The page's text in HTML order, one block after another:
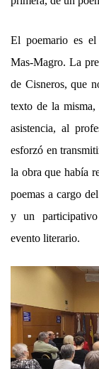
El poemario es el
Mas-Magro. La
de Cisneros, que
texto de la misma,
asistencia, al
esforzó en
la obra que había
poemas a cargo
y un participativo
evento literario.